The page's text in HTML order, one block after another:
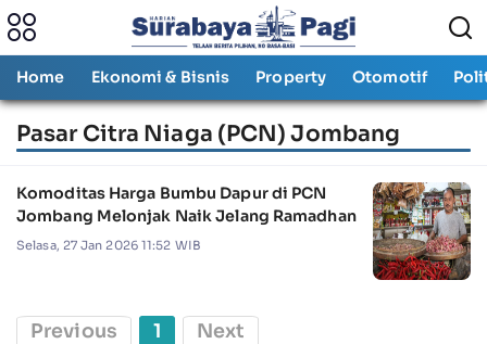
Home Ekonomi & Bisnis Property Otomotif
Pasar Citra Niaga (PCN) Jombang
Komoditas Harga Bumbu Dapur di PCN
Jombang Melonjak Naik Jelang Ramadhan
Selasa, 27 Jan 2026 11:52 WIB
Previous 1 Next